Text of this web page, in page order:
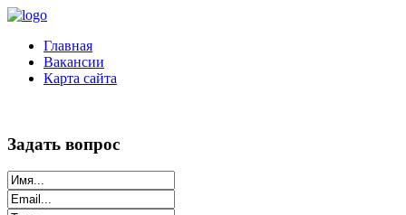
Главная
Вакансии
Карта сайта
Задать вопрос